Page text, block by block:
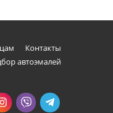
Контакты
автоэмалей